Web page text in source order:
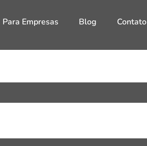
Para Empresas Blog Contato